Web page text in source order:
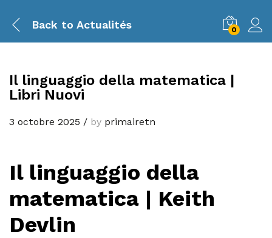
Back to Actualités 0
Il linguaggio della matematica |
Libri Nuovi
3 octobre 2025 / by primairetn
Il linguaggio della
matematica | Keith
Devlin